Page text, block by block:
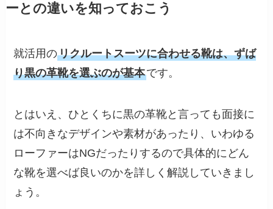
ーとの違いを知っておこう
就活用のリクルートスーツに合わせる靴は、ずば
り黒の革靴を選ぶのが基本です。
とはいえ、ひとくちに黒の革靴と言っても面接に
は不向きなデザインや素材があったり、いわゆる
ローファーはNGだったりするので具体的にどん
な靴を選べば良いのかを詳しく解説していきまし
ょう。